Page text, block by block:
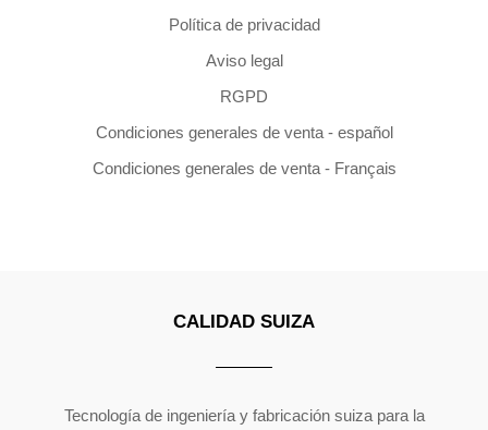
Política de privacidad
Aviso legal
RGPD
Condiciones generales de venta - español
Condiciones generales de venta - Français
CALIDAD SUIZA
Tecnología de ingeniería y fabricación suiza para la